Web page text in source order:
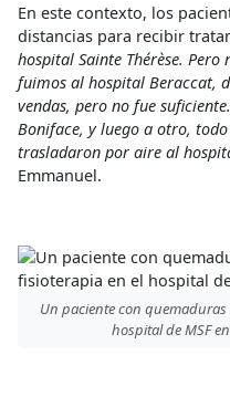
En este contexto, los
distancias para recibir
hospital Sainte Thérèse.
fuimos al hospital Beraccat,
vendas, pero no fue
Boniface, y luego a otro,
trasladaron por aire al
Emmanuel.
Un paciente con
hospital de MSF